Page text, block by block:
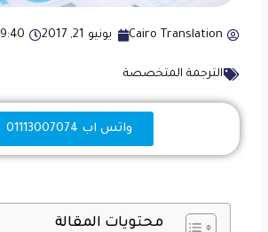
Cairo Translation يونيو 21, 2017 9:40 م
الترجمة المتخصصة
واتس اب 01113007074
محتويات المقالة